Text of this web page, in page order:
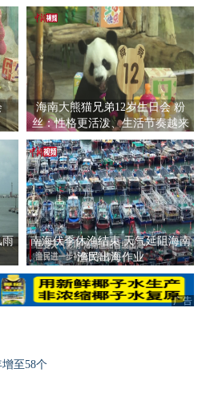
海南大熊猫兄弟12岁生日会 粉
丝：性格更活泼、生活节奏越来
越“海南”
雨
南海伏季休渔结束 天气延阻海南
渔民出海作业
广告
广告
至58个